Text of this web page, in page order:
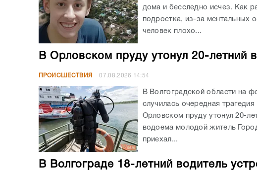
дома и бесследно исчез. Как
подростка, из-за ментальных
человек плохо...
В Орловском пруду утонул 20-летний
ПРОИСШЕСТВИЯ 07.08.2026 14:54
В Волгоградской области на
случилась очередная
Орловском пруду утонул 20-
водоема молодой житель
приехал...
В Волгограде 18-летний водитель